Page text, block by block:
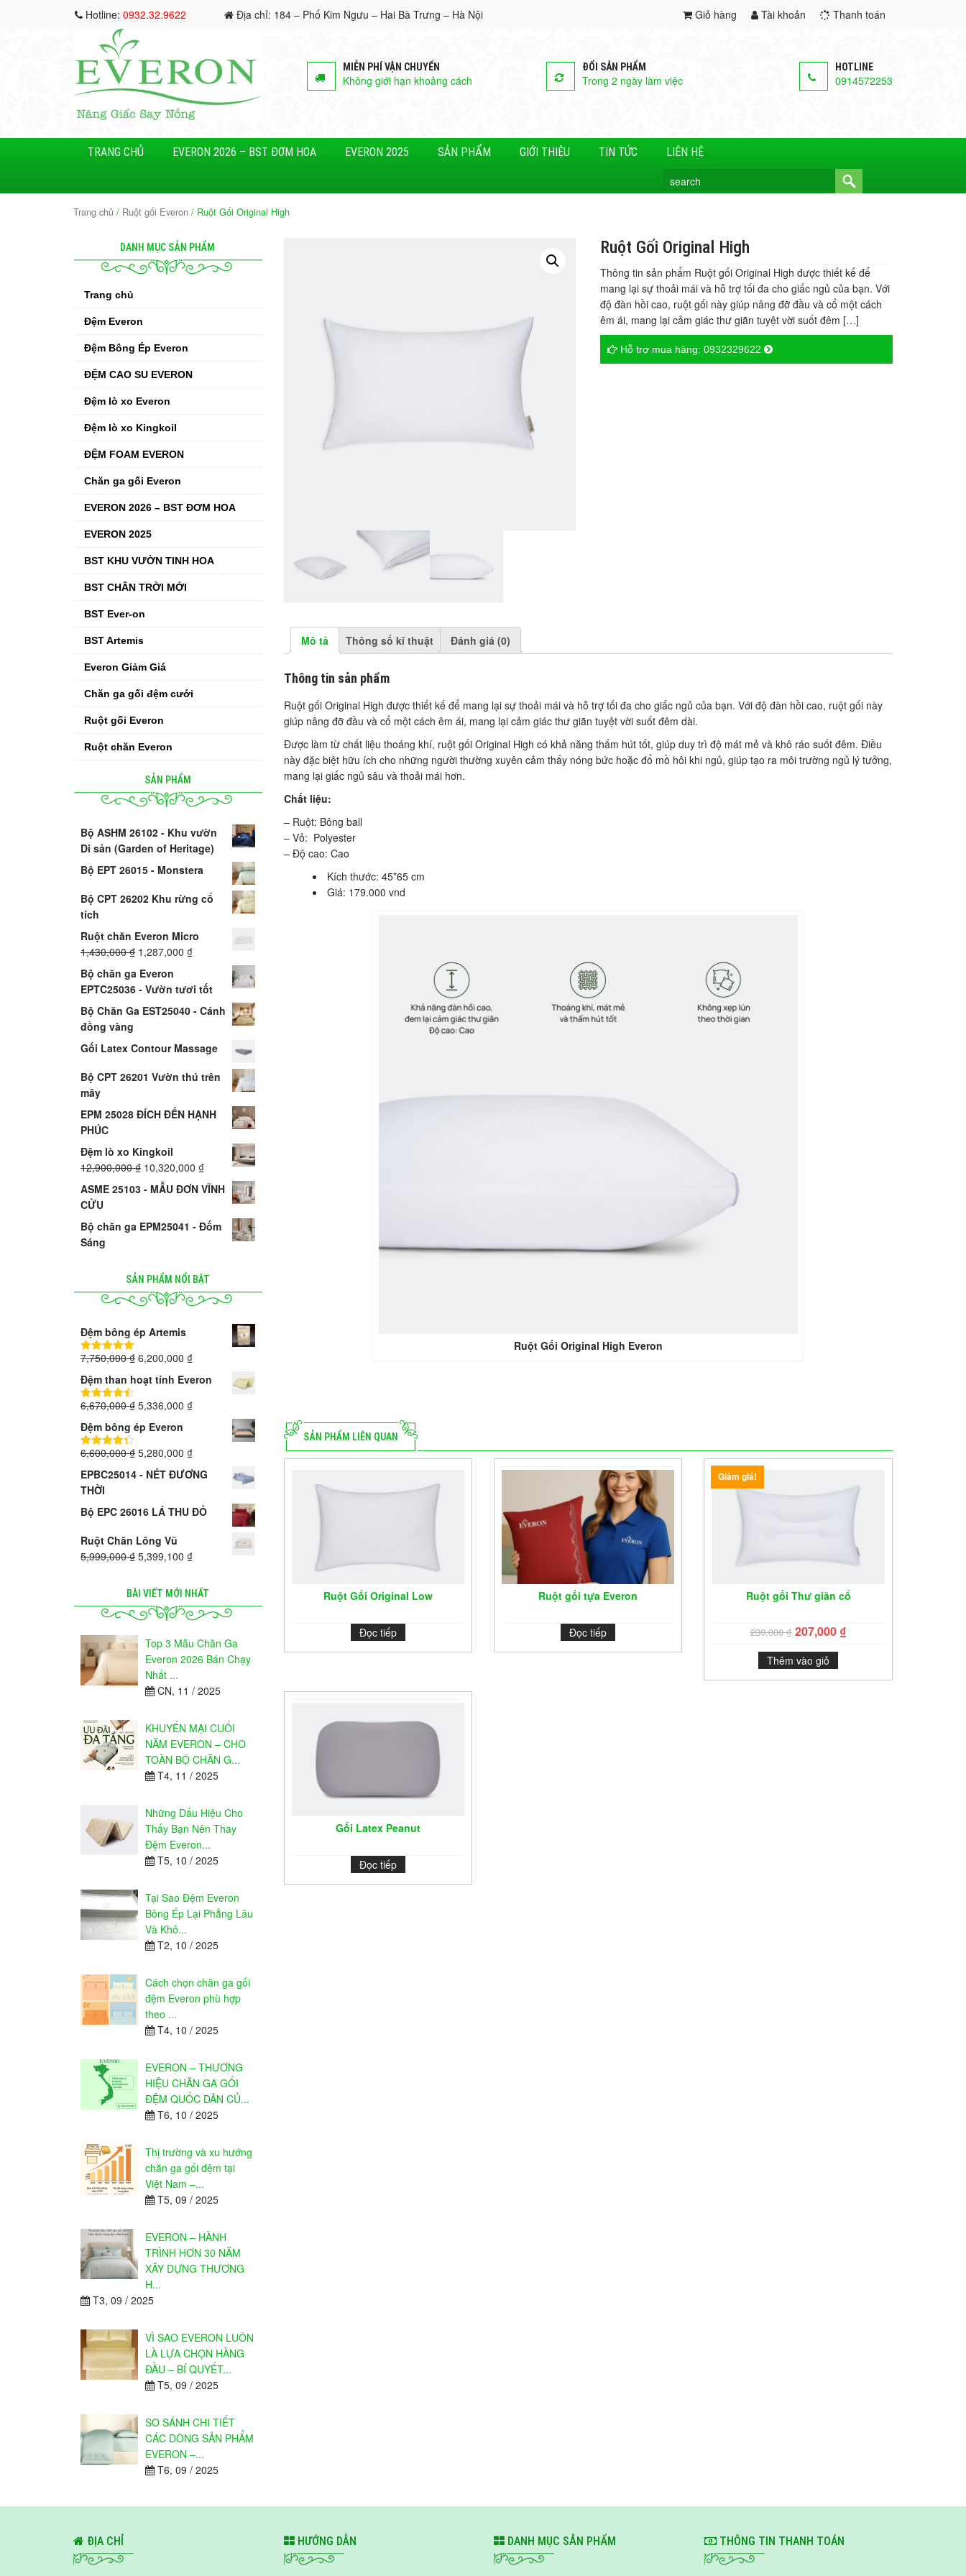
Hotline:0932.32.9622 Địa chỉ: 184 – Phố Kim Ngưu – Hai Bà Trưng – Hà Nội Giỏ hàng Tài khoản Thanh toán
MIỄN PHÍ VẬN CHUYỂN
Không giới hạn khoảng cách
ĐỔI SẢN PHẨM
Trong 2 ngày làm việc
HOTLINE
0914572253
TRANG CHỦ EVERON 2026 – BST ĐƠM HOA EVERON 2025 SẢN PHẨM GIỚI THIỆU TIN TỨC LIÊN HỆ
Trang chủ / Ruột gối Everon / Ruột Gối Original High
DANH MỤC SẢN PHẨM
Trang chủ
Đệm Everon
Đệm Bông Ép Everon
ĐỆM CAO SU EVERON
Đệm lò xo Everon
Đệm lò xo Kingkoil
ĐỆM FOAM EVERON
Chăn ga gối Everon
EVERON 2026 – BST ĐƠM HOA
EVERON 2025
BST KHU VƯỜN TINH HOA
BST CHÂN TRỜI MỚI
BST Ever-on
BST Artemis
Everon Giảm Giá
Chăn ga gối đệm cưới
Ruột gối Everon
Ruột chăn Everon
SẢN PHẨM
Bộ ASHM 26102 - Khu vườn
Di sản (Garden of Heritage)
Bộ EPT 26015 - Monstera
Bộ CPT 26202 Khu rừng cổ
tích
Ruột chăn Everon Micro
1,430,000₫ 1,287,000 ₫
Bộ chăn ga Everon
EPTC25036 - Vườn tươi tốt
Bộ Chăn Ga EST25040 - Cánh
đồng vàng
Gối Latex Contour Massage
Bộ CPT 26201 Vườn thú trên
mây
EPM 25028 ĐÍCH ĐẾN HẠNH
PHÚC
Đệm lò xo Kingkoil
12,900,000₫ 10,320,000 ₫
ASME 25103 - MẪU ĐƠN VĨNH
CỬU
Bộ chăn ga EPM25041 - Đốm
Sáng
SẢN PHẨM NỔI BẬT
Đệm bông ép Artemis
5.00trên 5
7,750,000₫ 6,200,000 ₫
Đệm than hoạt tính Everon
4.40trên 5
6,670,000₫ 5,336,000 ₫
Đệm bông ép Everon
4.33trên 5
6,600,000₫ 5,280,000 ₫
EPBC25014 - NÉT ĐƯƠNG
THỜI
Bộ EPC 26016 LÁ THU ĐỎ
Ruột Chăn Lông Vũ
5,999,000₫ 5,399,100 ₫
BÀI VIẾT MỚI NHẤT
Top 3 Mẫu Chăn Ga
Everon 2026 Bán Chạy
Nhất ...
CN, 11 / 2025
KHUYẾN MẠI CUỐI
NĂM EVERON – CHO
TOÀN BỘ CHĂN G...
T4, 11 / 2025
Những Dấu Hiệu Cho
Thấy Bạn Nên Thay
Đệm Everon...
T5, 10 / 2025
Tại Sao Đệm Everon
Bông Ép Lại Phẳng Lâu
Và Khô...
T2, 10 / 2025
Cách chọn chăn ga gối
đệm Everon phù hợp
theo ...
T4, 10 / 2025
EVERON – THƯƠNG
HIỆU CHĂN GA GỐI
ĐỆM QUỐC DÂN CỦ...
T6, 10 / 2025
Thị trường và xu hướng
chăn ga gối đệm tại
Việt Nam –...
T5, 09 / 2025
EVERON – HÀNH
TRÌNH HƠN 30 NĂM
XÂY DỰNG THƯƠNG
H...
T3, 09 / 2025
VÌ SAO EVERON LUÔN
LÀ LỰA CHỌN HÀNG
ĐẦU – BÍ QUYẾT...
T5, 09 / 2025
SO SÁNH CHI TIẾT
CÁC DÒNG SẢN PHẨM
EVERON –...
T6, 09 / 2025
Ruột Gối Original High
Thông tin sản phẩm Ruột gối Original High được thiết kế để
mang lại sự thoải mái và hỗ trợ tối đa cho giấc ngủ của bạn. Với
độ đàn hồi cao, ruột gối này giúp nâng đỡ đầu và cổ một cách
êm ái, mang lại cảm giác thư giãn tuyệt vời suốt đêm […]
Hỗ trợ mua hàng:0932329622
Mô tả Thông số kĩ thuật Đánh giá (0)
Thông tin sản phẩm
Ruột gối Original High được thiết kế để mang lại sự thoải mái và hỗ trợ tối đa cho giấc ngủ của bạn. Với độ đàn hồi cao, ruột gối này
giúp nâng đỡ đầu và cổ một cách êm ái, mang lại cảm giác thư giãn tuyệt vời suốt đêm dài.
Được làm từ chất liệu thoáng khí, ruột gối Original High có khả năng thấm hút tốt, giúp duy trì độ mát mẻ và khô ráo suốt đêm. Điều
này đặc biệt hữu ích cho những người thường xuyên cảm thấy nóng bức hoặc đổ mồ hôi khi ngủ, giúp tạo ra môi trường ngủ lý tưởng,
mang lại giấc ngủ sâu và thoải mái hơn.
Chất liệu:
– Ruột: Bông ball
– Vỏ: Polyester
– Độ cao: Cao
Kích thước: 45*65 cm
Giá: 179.000 vnd
Ruột Gối Original High Everon
SẢN PHẨM LIÊN QUAN
Ruột Gối Original Low
Đọc tiếp
Ruột gối tựa Everon
Đọc tiếp
Giảm giá!
Ruột gối Thư giãn cổ
230,000₫ 207,000 ₫
Thêm vào giỏ
Gối Latex Peanut
Đọc tiếp
ĐỊA CHỈ HƯỚNG DẪN DANH MỤC SẢN PHẨM THÔNG TIN THANH TOÁN